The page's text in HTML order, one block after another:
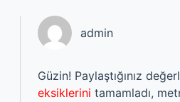
admin
Güzin! Paylaştığınız
eksiklerini tamamladı,